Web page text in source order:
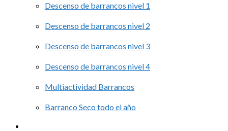
Descenso de barrancos nivel 1
Descenso de barrancos nivel 2
Descenso de barrancos nivel 3
Descenso de barrancos nivel 4
Multiactividad Barrancos
Barranco Seco todo el año